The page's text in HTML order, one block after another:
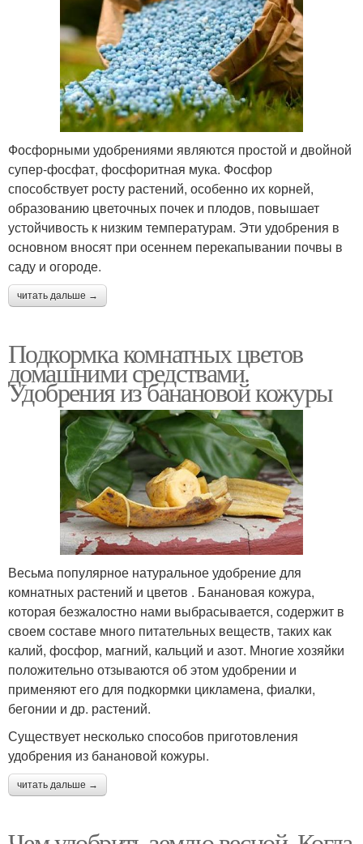
Фосфорными удобрениями являются простой и двойной
супер-фосфат, фосфоритная мука. Фосфор
способствует росту растений, особенно их корней,
образованию цветочных почек и плодов, повышает
устойчивость к низким температурам. Эти удобрения в
основном вносят при осеннем перекапывании почвы в
саду и огороде.
читать дальше →
Подкормка комнатных цветов
домашними средствами.
Удобрения из банановой кожуры
Весьма популярное натуральное удобрение для
комнатных растений и цветов . Банановая кожура,
которая безжалостно нами выбрасывается, содержит в
своем составе много питательных веществ, таких как
калий, фосфор, магний, кальций и азот. Многие хозяйки
положительно отзываются об этом удобрении и
применяют его для подкормки цикламена, фиалки,
бегонии и др. растений.
Существует несколько способов приготовления
удобрения из банановой кожуры.
читать дальше →